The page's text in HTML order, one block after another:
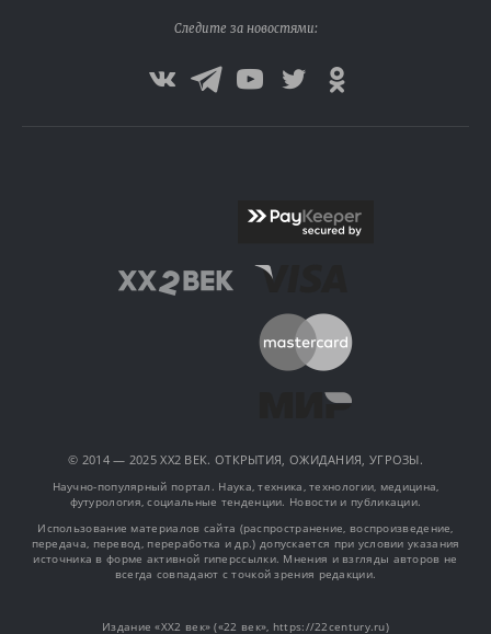
Следите за новостями:
© 2014 — 2025 XX2 ВЕК. ОТКРЫТИЯ, ОЖИДАНИЯ, УГРОЗЫ.
Научно-популярный портал. Наука, техника, технологии, медицина,
футурология, социальные тенденции. Новости и публикации.
Использование материалов сайта (распространение, воспроизведение,
передача, перевод, переработка и др.) допускается при условии указания
источника в форме активной гиперссылки. Мнения и взгляды авторов не
всегда совпадают с точкой зрения редакции.
Издание «XX2 век» («22 век», https://22century.ru)